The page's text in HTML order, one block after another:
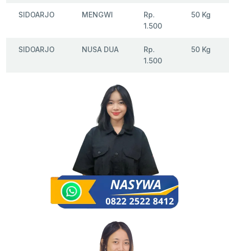
SIDOARJO MENGWI
Rp.
1.500
50 Kg
SIDOARJO NUSA DUA
Rp.
1.500
50 Kg